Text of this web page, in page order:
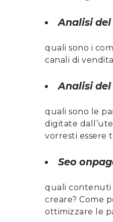
Analisi
quali sono i
canali di
Analisi
quali sono le
digitate
vorresti essere
Seo
quali contenuti
creare? Come
ottimizzare le